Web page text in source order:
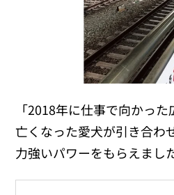
「2018年に仕事で向かっ
亡くなった愛犬が引き合わ
力強いパワーをもらえまし